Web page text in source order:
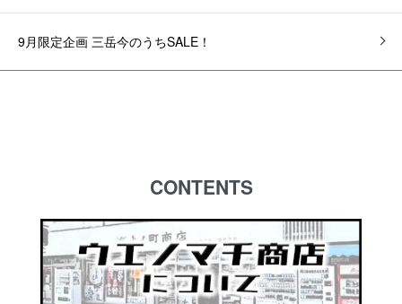
9月限定企画 三岳今のうちSALE！
CONTENTS